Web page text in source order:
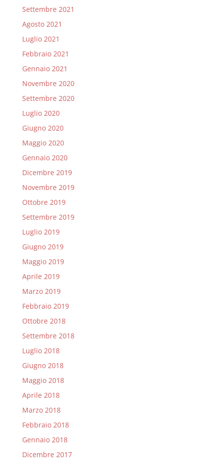
Settembre 2021
Agosto 2021
Luglio 2021
Febbraio 2021
Gennaio 2021
Novembre 2020
Settembre 2020
Luglio 2020
Giugno 2020
Maggio 2020
Gennaio 2020
Dicembre 2019
Novembre 2019
Ottobre 2019
Settembre 2019
Luglio 2019
Giugno 2019
Maggio 2019
Aprile 2019
Marzo 2019
Febbraio 2019
Ottobre 2018
Settembre 2018
Luglio 2018
Giugno 2018
Maggio 2018
Aprile 2018
Marzo 2018
Febbraio 2018
Gennaio 2018
Dicembre 2017